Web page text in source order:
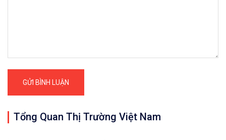
Tổng Quan Thị Trường Việt Nam